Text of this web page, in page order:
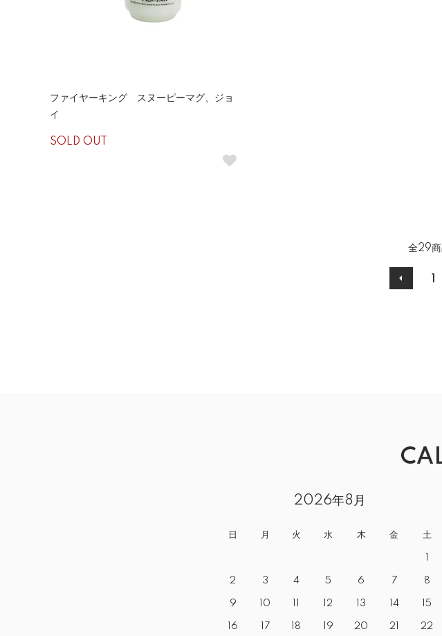
ファイヤーキング スヌーピーマグ、ジョ
イ
SOLD OUT
全29
2026年8月
日 月 火 水 木 金 土
2 3 4 5 6 7 8
9 10 12 13 14 15
16 17 18 19 20 21 22